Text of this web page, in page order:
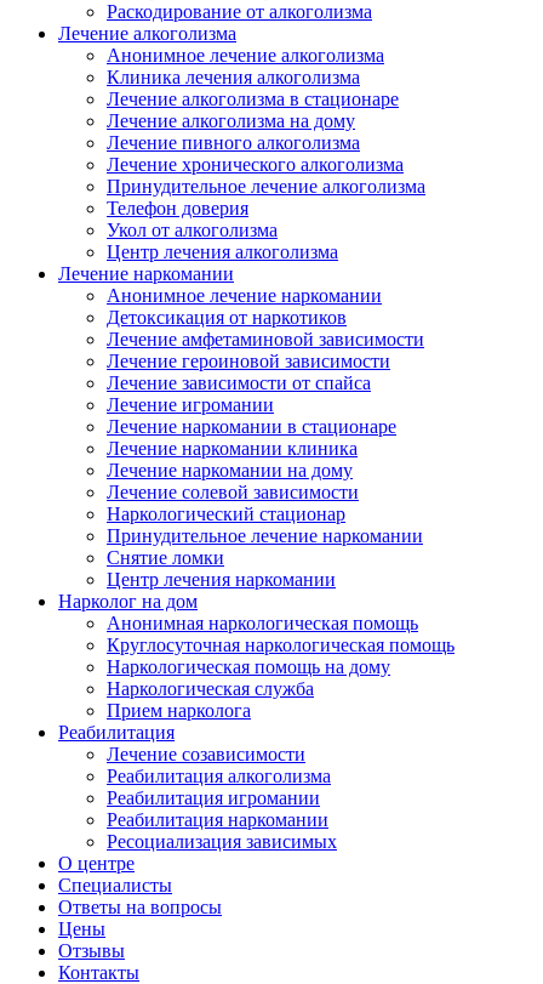
Раскодирование от алкоголизма
Лечение алкоголизма
Анонимное лечение алкоголизма
Клиника лечения алкоголизма
Лечение алкоголизма в стационаре
Лечение алкоголизма на дому
Лечение пивного алкоголизма
Лечение хронического алкоголизма
Принудительное лечение алкоголизма
Телефон доверия
Укол от алкоголизма
Центр лечения алкоголизма
Лечение наркомании
Анонимное лечение наркомании
Детоксикация от наркотиков
Лечение амфетаминовой зависимости
Лечение героиновой зависимости
Лечение зависимости от спайса
Лечение игромании
Лечение наркомании в стационаре
Лечение наркомании клиника
Лечение наркомании на дому
Лечение солевой зависимости
Наркологический стационар
Принудительное лечение наркомании
Снятие ломки
Центр лечения наркомании
Нарколог на дом
Анонимная наркологическая помощь
Круглосуточная наркологическая помощь
Наркологическая помощь на дому
Наркологическая служба
Прием нарколога
Реабилитация
Лечение созависимости
Реабилитация алкоголизма
Реабилитация игромании
Реабилитация наркомании
Ресоциализация зависимых
О центре
Специалисты
Ответы на вопросы
Цены
Отзывы
Контакты